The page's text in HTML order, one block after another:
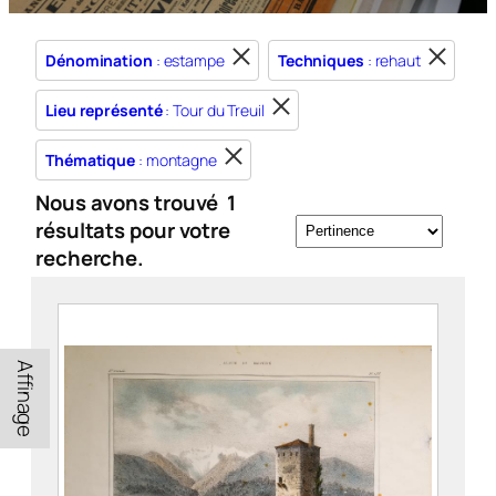
Dénomination : estampe Techniques : rehaut
Lieu représenté: Tour du Treuil
Thématique : montagne
Nous avons trouvé 1
résultats pour votre
recherche.
Affinage